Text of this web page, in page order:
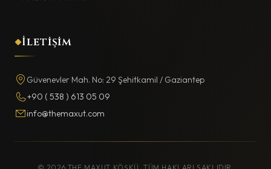
İletişim
Güvenevler Mah. No: 29 Şehitkamil / Gaziantep
+90 ( 538 ) 613 05 09
info@themaxut.com